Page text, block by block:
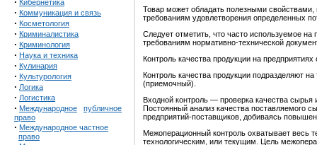
Кибернетика
· Коммуникация и связь
· Косметология
· Криминалистика
· Криминология
· Наука и техника
· Кулинария
· Культурология
· Логика
· Логистика
· Международное
публичное
право
· Международное частное
право
Товар может обладать полезными свойствами,
требованиям удовлетворения определенных
Следует отметить, что часто используемое на
требованиям нормативно-технической
Контроль качества продукции на
Контроль качества продукции подразделяют
(приемочный).
Входной контроль — проверка качества
Постоянный анализ качества поставляемого
предприятий-поставщиков, добиваясь
Межоперационный контроль охватывает весь
технологическим, или текущим. Цель